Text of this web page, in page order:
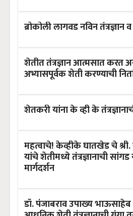
ब्रोकोली लागवड नविन तंत्रज्ञान
शेतीत तंत्रज्ञान आत्मसात करत
अभ्यासपूर्वक शेती करण्याची
शेतकरी यांना के व्ही के
महत्वाचे! केव्हीके घातखेड चे
यांचे शेतीमध्ये तंत्रज्ञानाची
मार्गदर्शन
डॉ. पंजाबराव उपाख्य